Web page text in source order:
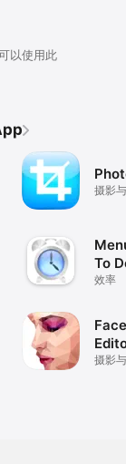
以使用此
摄影
To
效率
&
摄影